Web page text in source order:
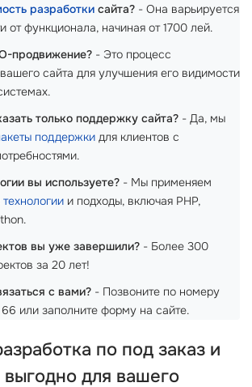
разработки сайта? - Она варьируется
от функционала, начиная от 1700 лей.
продвижение? - Это процесс
сайта для улучшения его видимости
только поддержку сайта? - Да, мы
поддержки для клиентов с
вы используете? - Мы применяем
и подходы, включая PHP,
вы уже завершили? - Более 300
за 20 лет!
с вами? - Позвоните по номеру
или заполните форму на сайте.
по под заказ и
для вашего